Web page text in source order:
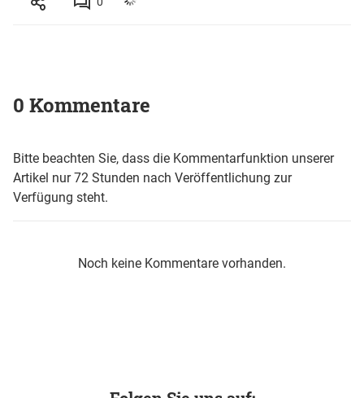
0 Kommentare
Bitte beachten Sie, dass die Kommentarfunktion unserer
Artikel nur 72 Stunden nach Veröffentlichung zur
Verfügung steht.
Noch keine Kommentare vorhanden.